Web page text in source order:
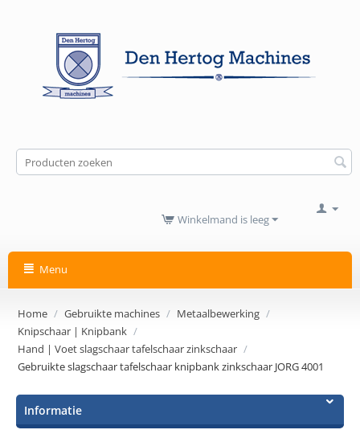
Winkelmand is leeg
Menu
Home / Gebruikte machines / Metaalbewerking /
Knipschaar | Knipbank /
Hand | Voet slagschaar tafelschaar zinkschaar /
Gebruikte slagschaar tafelschaar knipbank zinkschaar JORG 4001
Informatie